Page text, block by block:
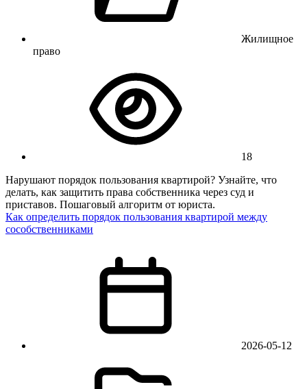
Жилищное
право
18
Нарушают порядок пользования квартирой? Узнайте, что
делать, как защитить права собственника через суд и
приставов. Пошаговый алгоритм от юриста.
Как определить порядок пользования квартирой между
сособственниками
2026-05-12